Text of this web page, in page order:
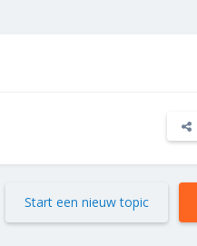
Start een nieuw topic